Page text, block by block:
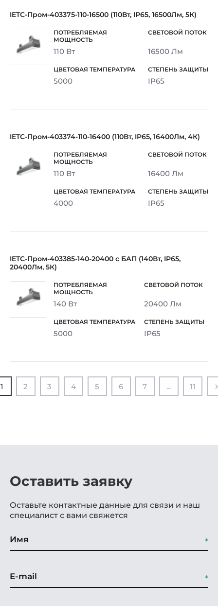
IETC-Пром-403375-110-16500 (110Вт, IP65, 16500Лм, 5К)
110 Вт 16500 Лм
5000 IP65
IETC-Пром-403374-110-16400 (110Вт, IP65, 16400Лм, 4К)
110 Вт 16400 Лм
4000 IP65
IETC-Пром-403385-140-20400 с БАП (140Вт, IP65,
20400Лм, 5К)
140 Вт 20400 Лм
5000 IP65
1 2 3 4 5 6 7 ... 11
Оставить заявку
Оставьте контактные данные для связи и наш
специалист с вами свяжется